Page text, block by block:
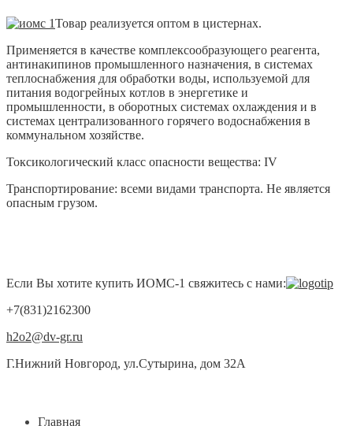
Товар реализуется оптом в цистернах.
Применяется в качестве комплексообразующего реагента,
антинакипинов промышленного назначения, в системах
теплоснабжения для обработки воды, используемой для
питания водогрейных котлов в энергетике и
промышленности, в оборотных системах охлаждения и в
системах централизованного горячего водоснабжения в
коммунальном хозяйстве.
Токсикологический класс опасности вещества: IV
Транспортирование: всеми видами транспорта. Не является
опасным грузом.
Если Вы хотите купить ИОМС-1 свяжитесь с нами:
+7(831)2162300
h2o2@dv-gr.ru
Г.Нижний Новгород, ул.Сутырина, дом 32А
Главная